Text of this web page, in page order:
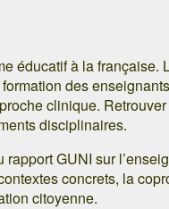
éducatif à la française.
des
clinique.
disciplinaires.
rapport GUNI sur
concrets, la
citoyenne.